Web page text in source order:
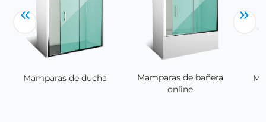
Mamparas de ducha
Mamparas de bañera
online